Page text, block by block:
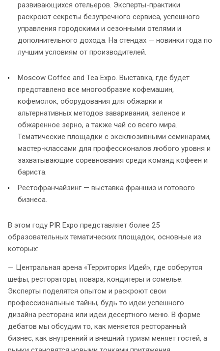
развивающихся отельеров. Эксперты-практики
раскроют секреты безупречного сервиса, успешного
управления городскими и сезонными отелями и
дополнительного дохода. На стендах — новинки года по
лучшим условиям от производителей.
Moscow Coffee and Tea Expo. Выставка, где будет
представлено все многообразие кофемашин,
кофемолок, оборудования для обжарки и
альтернативных методов заваривания, зеленое и
обжаренное зерно, а также чай со всего мира.
Тематические площадки с эксклюзивными семинарами,
мастер-классами для профессионалов любого уровня и
захватывающие соревнования среди команд кофеен и
бариста.
Рестофранчайзинг — выставка франшиз и готового
бизнеса.
В этом году PIR Expo представляет более 25
образовательных тематических площадок, основные из
которых:
— Центральная арена «Территория Идей», где соберутся
шефы, рестораторы, повара, кондитеры и сомелье.
Эксперты поделятся опытом и раскроют свои
профессиональные тайны, будь то идеи успешного
дизайна ресторана или идеи десертного меню. В форме
дебатов мы обсудим то, как меняется ресторанный
бизнес, как внутренний и внешний туризм меняет гостей, а